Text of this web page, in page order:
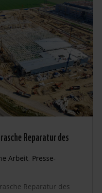
Reparatur des
Arbeit, Presse-
Reparatur des